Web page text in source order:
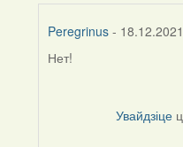
Peregrinus-
In
Нет!
Увайдзіце